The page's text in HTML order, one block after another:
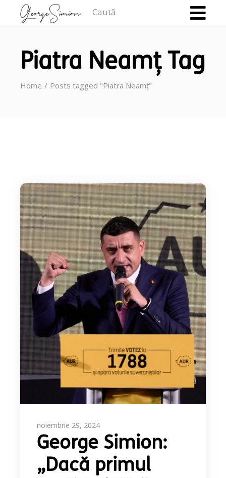
Piatra Neamț Tag
Home Posts tagged "Piatra Neamț"
noiembrie 29, 2024
George Simion:
„Dacă primul